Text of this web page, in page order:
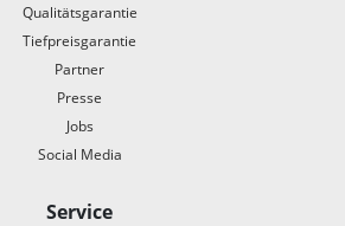
Qualitätsgarantie
Tiefpreisgarantie
Partner
Presse
Jobs
Social Media
Service